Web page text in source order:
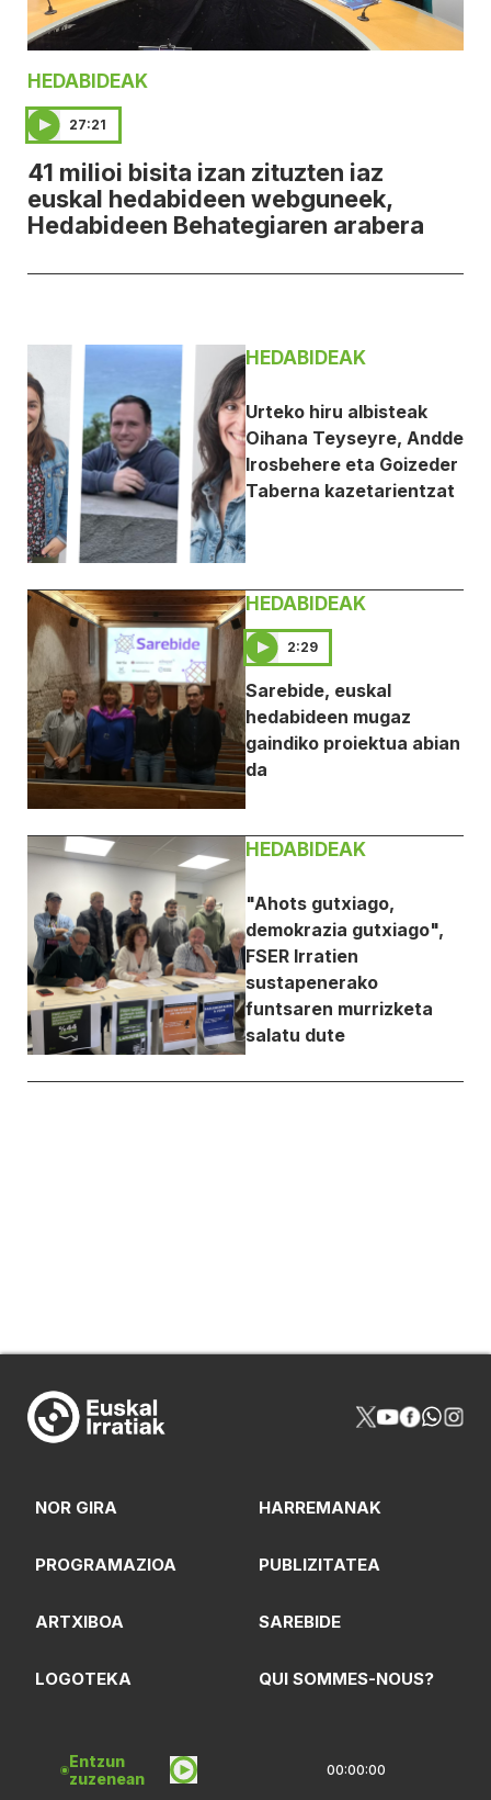
Entzun
zuzenean
00:00:00
HEDABIDEAK
27:21
41 milioi bisita izan zituzten iaz
euskal hedabideen webguneek,
Hedabideen Behategiaren arabera
HEDABIDEAK
Urteko hiru albisteak
Oihana Teyseyre, Andde
Irosbehere eta Goizeder
Taberna kazetarientzat
HEDABIDEAK
2:29
Sarebide, euskal
hedabideen mugaz
gaindiko proiektua abian
da
HEDABIDEAK
"Ahots gutxiago,
demokrazia gutxiago",
FSER Irratien
sustapenerako
funtsaren murrizketa
salatu dute
NOR GIRA HARREMANAK
PROGRAMAZIOA PUBLIZITATEA
ARTXIBOA SAREBIDE
LOGOTEKA QUI SOMMES-NOUS?
Lege Oharrak Pribatasun Politika